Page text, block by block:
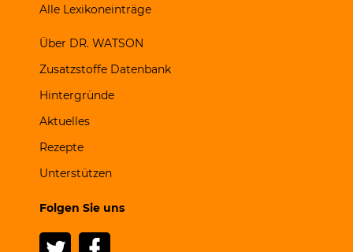
Alle Lexikoneinträge
Über DR. WATSON
Zusatzstoffe Datenbank
Hintergründe
Aktuelles
Rezepte
Unterstützen
Folgen Sie uns